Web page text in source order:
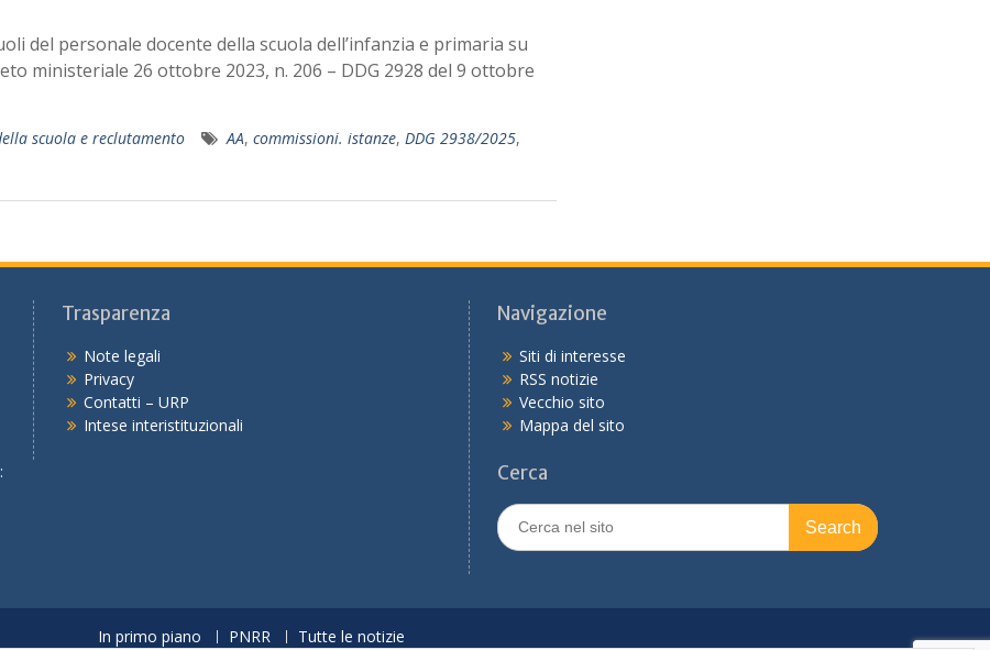
del personale docente della scuola dell’infanzia e primaria su
ministeriale 26 ottobre 2023, n. 206 – DDG 2928 del 9 ottobre
scuola e reclutamento AA, commissioni. istanze, DDG 2938/2025,
Trasparenza
Note legali
Privacy
Contatti – URP
Intese interistituzionali
Navigazione
Siti di interesse
RSS notizie
Vecchio sito
Mappa del sito
Cerca
Search
for:
In primo piano PNRR Tutte le notizie